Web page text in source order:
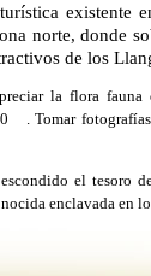
existente
norte, donde
de los
la flora fauna
Tomar
el tesoro
enclavada en